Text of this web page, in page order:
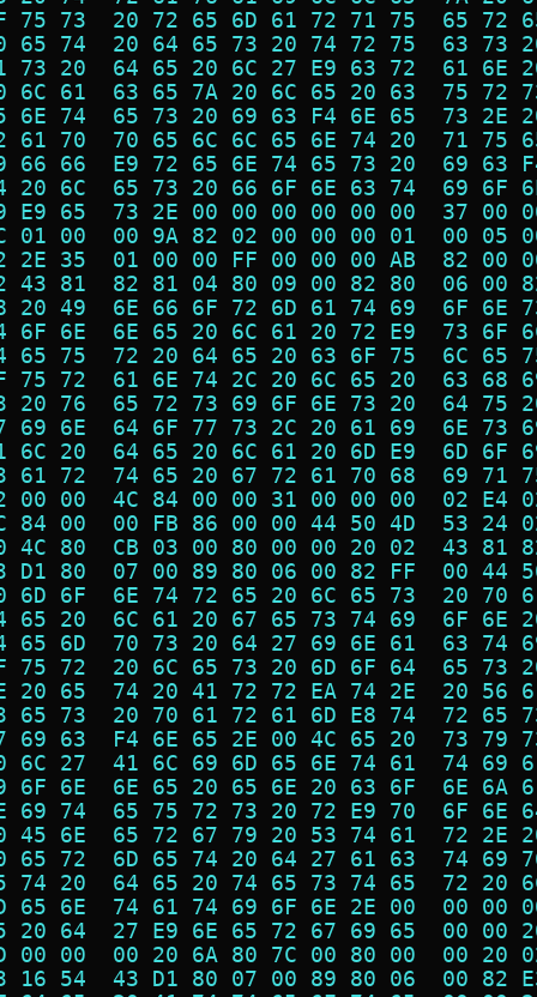
75 73  20 72 65 6D 61 72 71 75  65
65 74  20 64 65 73 20 74 72 75  63
73 20  64 65 20 6C 27 E9 63 72  61
6C 61  63 65 7A 20 6C 65 20 63  75
6E 74  65 73 20 69 63 F4 6E 65  73
61 70  70 65 6C 6C 65 6E 74 20  71
66 66  E9 72 65 6E 74 65 73 20  69
20 6C  65 73 20 66 6F 6E 63 74  69
E9 65  73 2E 00 00 00 00 00 00  37
01 00  00 9A 82 02 00 00 00 01  00
2E 35  01 00 00 FF 00 00 00 AB  82
43 81  82 81 04 80 09 00 82 80  06
20 49  6E 66 6F 72 6D 61 74 69  6F
6F 6E  6E 65 20 6C 61 20 72 E9  73
65 75  72 20 64 65 20 63 6F 75  6C
75 72  61 6E 74 2C 20 6C 65 20  63
20 76  65 72 73 69 6F 6E 73 20  64
69 6E  64 6F 77 73 2C 20 61 69  6E
6C 20  64 65 20 6C 61 20 6D E9  6D
61 72  74 65 20 67 72 61 70 68  69
00 00  4C 84 00 00 31 00 00 00  02
84 00  00 FB 86 00 00 44 50 4D  53
4C 80  CB 03 00 80 00 00 20 02  43
D1 80  07 00 89 80 06 00 82 FF  00
6D 6F  6E 74 72 65 20 6C 65 73  20
65 20  6C 61 20 67 65 73 74 69  6F
65 6D  70 73 20 64 27 69 6E 61  63
75 72  20 6C 65 73 20 6D 6F 64  65
20 65  74 20 41 72 72 EA 74 2E  20
65 73  20 70 61 72 61 6D E8 74  72
69 63  F4 6E 65 2E 00 4C 65 20  73
6C 27  41 6C 69 6D 65 6E 74 61  74
6F 6E  6E 65 20 65 6E 20 63 6F  6E
69 74  65 75 72 73 20 72 E9 70  6F
45 6E  65 72 67 79 20 53 74 61  72
65 72  6D 65 74 20 64 27 61 63  74
74 20  64 65 20 74 65 73 74 65  72
65 6E  74 61 74 69 6F 6E 2E 00  00
20 64  27 E9 6E 65 72 67 69 65  00
00 00  00 20 6A 80 7C 00 80 00  00
16 54  43 D1 80 07 00 89 80 06  00